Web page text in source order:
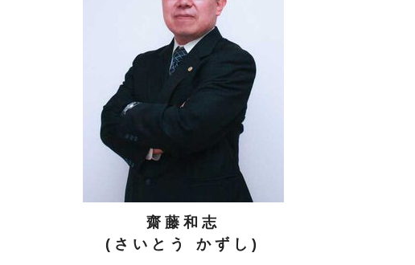
齋藤和志
(さいとう かずし)